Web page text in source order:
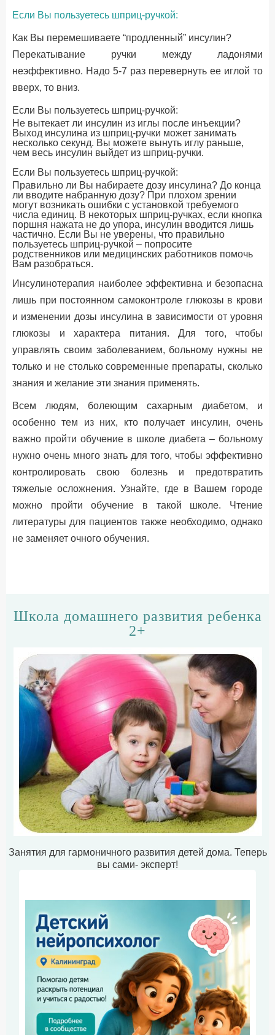
Если Вы пользуетесь шприц-ручкой:
Как Вы перемешиваете “продленный” инсулин?
Перекатывание ручки между ладонями
неэффективно. Надо 5-7 раз перевернуть ее иглой то
вверх, то вниз.
Если Вы пользуетесь шприц-ручкой:
Не вытекает ли инсулин из иглы после инъекции?
Выход инсулина из шприц-ручки может занимать
несколько секунд. Вы можете вынуть иглу раньше,
чем весь инсулин выйдет из шприц-ручки.
Если Вы пользуетесь шприц-ручкой:
Правильно ли Вы набираете дозу инсулина? До конца
ли вводите набранную дозу? При плохом зрении
могут возникать ошибки с установкой требуемого
числа единиц. В некоторых шприц-ручках, если кнопка
поршня нажата не до упора, инсулин вводится лишь
частично. Если Вы не уверены, что правильно
пользуетесь шприц-ручкой – попросите
родственников или медицинских работников помочь
Вам разобраться.
Инсулинотерапия наиболее эффективна и безопасна
лишь при постоянном самоконтроле глюкозы в крови
и изменении дозы инсулина в зависимости от уровня
глюкозы и характера питания. Для того, чтобы
управлять своим заболеванием, больному нужны не
только и не столько современные препараты, сколько
знания и желание эти знания применять.
Всем людям, болеющим сахарным диабетом, и
особенно тем из них, кто получает инсулин, очень
важно пройти обучение в школе диабета – больному
нужно очень много знать для того, чтобы эффективно
контролировать свою болезнь и предотвратить
тяжелые осложнения. Узнайте, где в Вашем городе
можно пройти обучение в такой школе. Чтение
литературы для пациентов также необходимо, однако
не заменяет очного обучения.
Школа домашнего развития ребенка
2+
Занятия для гармоничного развития детей дома. Теперь
вы сами- эксперт!